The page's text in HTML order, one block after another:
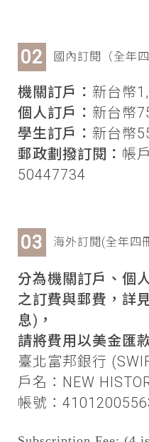
國內訂閱（全年四
機關訂戶： 新台幣
個人訂戶： 新台幣
學生訂戶： 新台幣
郵政劃撥訂閱： 帳
50447734
海外訂閱(全年四
分為機關訂戶、個
之訂費與郵費，詳
息)，
請將費用以美金匯
臺北富邦銀行
戶名：NEW
帳號：